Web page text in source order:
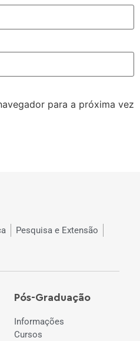
para a próxima vez
Pesquisa e Extensão
Pós-Graduação
Informações
Cursos